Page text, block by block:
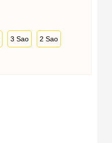
3 Sao 2 Sao